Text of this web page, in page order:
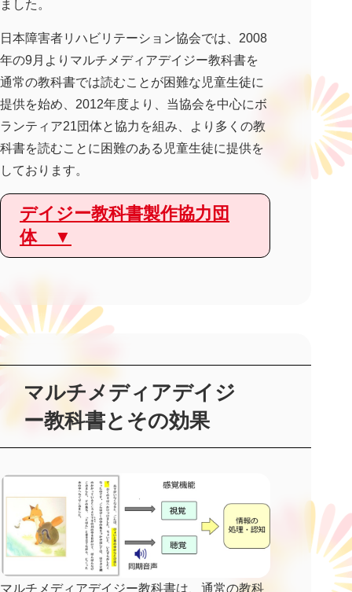
ました。
日本障害者リハビリテーション協会では、2008
年の9月よりマルチメディアデイジー教科書を
通常の教科書では読むことが困難な児童生徒に
提供を始め、2012年度より、当協会を中心にボ
ランティア21団体と協力を組み、より多くの教
科書を読むことに困難のある児童生徒に提供を
しております。
デイジー教科書製作協力団
体 ▼
マルチメディアデイジ
ー教科書とその効果
マルチメディアデイジー教科書は、通常の教科